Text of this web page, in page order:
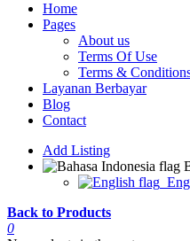
Home
Pages
About us
Terms Of Use
Terms &
Layanan Berbayar
Blog
Contact
Add Listing
Back to Products
0